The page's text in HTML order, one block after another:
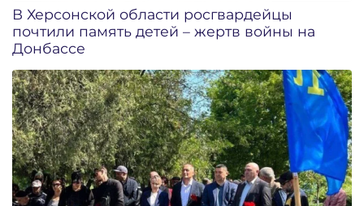
В Херсонской области росгвардейцы
почтили память детей – жертв войны на
Донбассе